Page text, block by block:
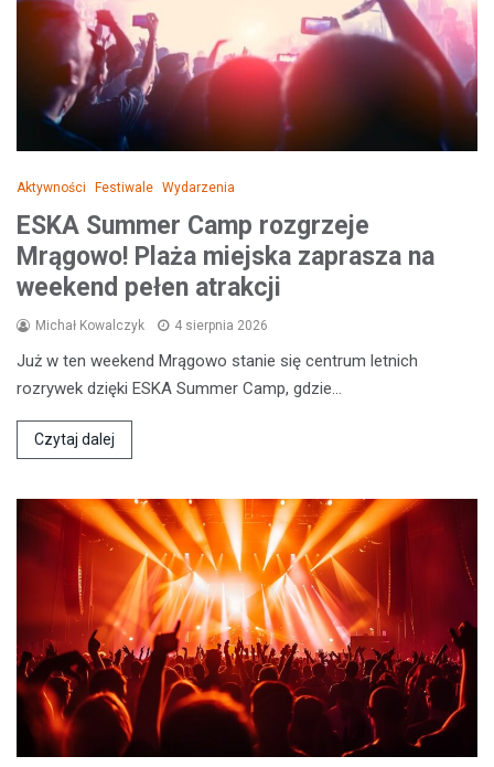
Aktywności Festiwale Wydarzenia
ESKA Summer Camp rozgrzeje
Mrągowo! Plaża miejska zaprasza na
weekend pełen atrakcji
Michał Kowalczyk 4 sierpnia 2026
Już w ten weekend Mrągowo stanie się centrum letnich
rozrywek dzięki ESKA Summer Camp, gdzie…
Czytaj dalej